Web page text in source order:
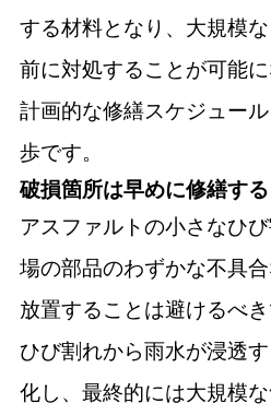
する材料となり、大規模
前に対処することが可能に
計画的な修繕スケジュー
歩です。
破損箇所は早めに修繕する
アスファルトの小さなひ
場の部品のわずかな不具
放置することは避けるべき
ひび割れから雨水が浸透
化し、最終的には大規模